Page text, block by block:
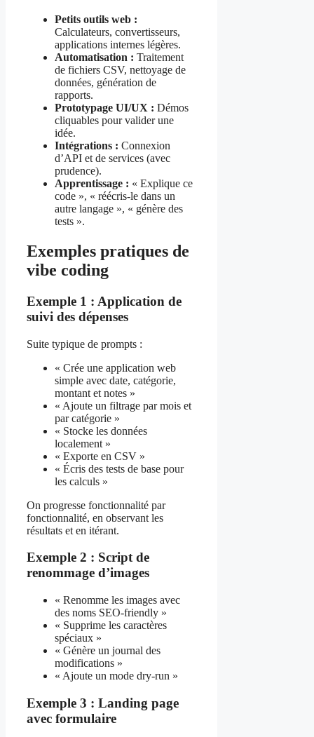
Petits outils web :
Calculateurs, convertisseurs,
applications internes légères.
Automatisation : Traitement
de fichiers CSV, nettoyage de
données, génération de
rapports.
Prototypage UI/UX : Démos
cliquables pour valider une
idée.
Intégrations : Connexion
d’API et de services (avec
prudence).
Apprentissage : « Explique ce
code », « réécris-le dans un
autre langage », « génère des
tests ».
Exemples pratiques de
vibe coding
Exemple 1 : Application de
suivi des dépenses
Suite typique de prompts :
« Crée une application web
simple avec date, catégorie,
montant et notes »
« Ajoute un filtrage par mois et
par catégorie »
« Stocke les données
localement »
« Exporte en CSV »
« Écris des tests de base pour
les calculs »
On progresse fonctionnalité par
fonctionnalité, en observant les
résultats et en itérant.
Exemple 2 : Script de
renommage d’images
« Renomme les images avec
des noms SEO-friendly »
« Supprime les caractères
spéciaux »
« Génère un journal des
modifications »
« Ajoute un mode dry-run »
Exemple 3 : Landing page
avec formulaire